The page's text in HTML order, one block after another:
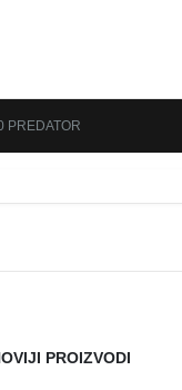
PREDATOR
PROIZVODI